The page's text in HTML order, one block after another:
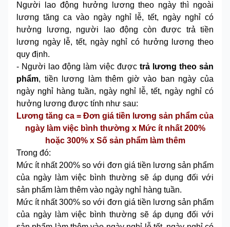
Người lao động hưởng lương theo ngày thì ngoài
lương tăng ca vào ngày nghỉ lễ, tết, ngày nghỉ có
hưởng lương, người lao động còn được trả tiền
lương ngày lễ, tết, ngày nghỉ có hưởng lương theo
quy định.
- Người lao động làm việc được trả lương theo sản
phẩm, tiền lương làm thêm giờ vào ban ngày của
ngày nghỉ hàng tuần, ngày nghỉ lễ, tết, ngày nghỉ có
hưởng lương được tính như sau:
Lương tăng ca = Đơn giá tiền lương sản phẩm của
ngày làm việc bình thường x Mức ít nhất 200%
hoặc 300% x Số sản phẩm làm thêm
Trong đó:
Mức ít nhất 200% so với đơn giá tiền lương sản phẩm
của ngày làm việc bình thường sẽ áp dụng đối với
sản phẩm làm thêm vào ngày nghỉ hàng tuần.
Mức ít nhất 300% so với đơn giá tiền lương sản phẩm
của ngày làm việc bình thường sẽ áp dụng đối với